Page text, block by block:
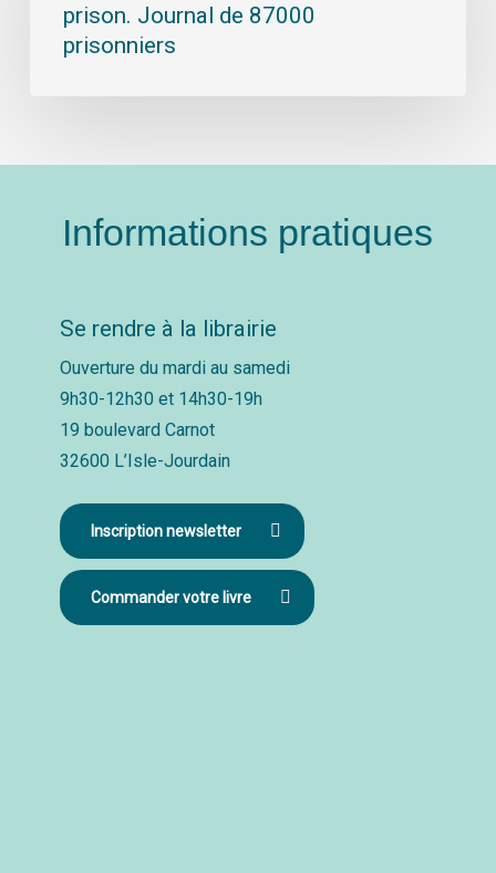
prison. Journal de 87000
prisonniers
Informations pratiques
Se rendre à la librairie
Ouverture du mardi au samedi
9h30-12h30 et 14h30-19h
19 boulevard Carnot
32600 L’Isle-Jourdain
Inscription newsletter
Commander votre livre